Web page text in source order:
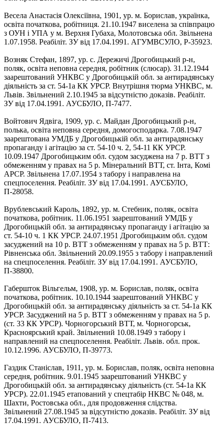
Весела Анастасія Олексіївна, 1901, ур. м. Борислав, українка,
освіта початкова, робітниця. 21.10.1947 виселена за співпрацю
з ОУН і УПА у м. Верхня Губаха, Молотовська обл. Звільнена
1.07.1958. Реабіліт. ЗУ від 17.04.1991. АГУМВСУЛО, Р-35923.
Возняк Стефан, 1897, ур. с. Дережичі Дрогобицький р-н,
поляк, освіта неповна середня, робітник (слюсар). 31.12.1944
заарештований УНКВС у Дрогобицькій обл. за антирадянську
діяльність за ст. 54-1а КК УРСР. Внутрішня тюрма УНКВС, м.
Львів. Звільнений 2.10.1945 за відсутністю доказів. Реабіліт.
ЗУ від 17.04.1991. АУСБУЛО, П-7477.
Войтович Ядвіга, 1909, ур. с. Майдан Дрогобицький р-н,
полька, освіта неповна середня, домогосподарка. 7.08.1947
заарештована УМДБ у Дрогобицькій обл. за антирадянську
пропаганду і агітацію за ст. 54-10 ч. 2, 54-11 КК УРСР.
10.09.1947 Дрогобицьким обл. судом засуджена на 7 р. ВТТ з
обмеженням у правах на 5 р. Мінеральний ВТТ, ст. Інта, Комі
АРСР. Звільнена 17.07.1954 з табору і направлена на
спецпоселення. Реабіліт. ЗУ від 17.04.1991. АУСБУЛО,
П-28058.
Врублевський Кароль, 1892, ур. м. Стебник, поляк, освіта
початкова, робітник. 11.06.1951 заарештований УМДБ у
Дрогобицькій обл. за антирадянську пропаганду і агітацію за
ст. 54-10 ч. 1 КК УРСР. 24.07.1951 Дрогобицьким обл. судом
засуджений на 10 р. ВТТ з обмеженням у правах на 5 р. ВТТ:
Рівненська обл. Звільнений 20.09.1955 з табору і направлений
на спецпоселення. Реабіліт. ЗУ від 17.04.1991. АУСБУЛО,
П-38800.
Габершток Вільгельм, 1908, ур. м. Борислав, поляк, освіта
початкова, робітник. 10.10.1944 заарештований УНКВС у
Дрогобицькій обл. за антирадянську діяльність за ст. 54-1а КК
УРСР. Засуджений на 5 р. ВТТ з обмеженням у правах на 5 р.
(ст. 33 КК УРСР). Чорногорський ВТТ, м. Чорногорськ,
Красноярський край. Звільнений 10.08.1949 з табору і
направлений на спецпоселення. Реабіліт. Львів. обл. прок.
10.12.1996. АУСБУЛО, П-39773.
Газдик Станіслав, 1911, ур. м. Борислав, поляк, освіта неповна
середня, робітник. 9.01.1945 заарештований УНКВС у
Дрогобицькій обл. за антирадянську діяльність (ст. 54-1а КК
УРСР). 22.01.1945 етапований у спецтабір НКВС № 048, м.
Шахти, Ростовська обл., для продовження слідства.
Звільнений 27.08.1945 за відсутністю доказів. Реабіліт. ЗУ від
17.04.1991. АУСБУЛО, П-7413.